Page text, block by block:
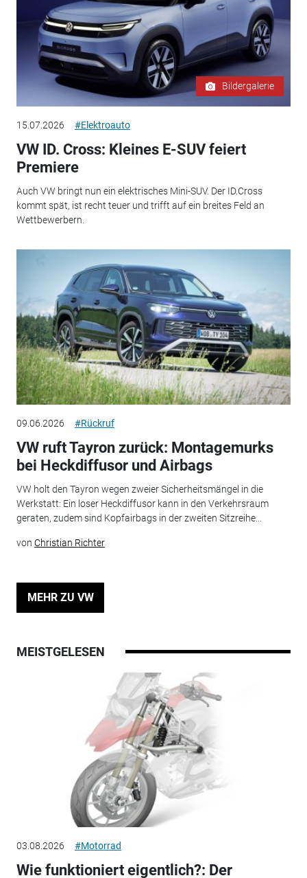
Bildergalerie
15.07.2026 #Elektroauto
VW ID. Cross: Kleines E-SUV feiert
Premiere
Auch VW bringt nun ein elektrisches Mini-SUV. Der ID.Cross
kommt spät, ist recht teuer und trifft auf ein breites Feld an
Wettbewerbern.
09.06.2026 #Rückruf
VW ruft Tayron zurück: Montagemurks
bei Heckdiffusor und Airbags
VW holt den Tayron wegen zweier Sicherheitsmängel in die
Werkstatt: Ein loser Heckdiffusor kann in den Verkehrsraum
geraten, zudem sind Kopfairbags in der zweiten Sitzreihe...
von Christian Richter
MEHR ZU VW
MEISTGELESEN
03.08.2026 #Motorrad
Wie funktioniert eigentlich?: Der